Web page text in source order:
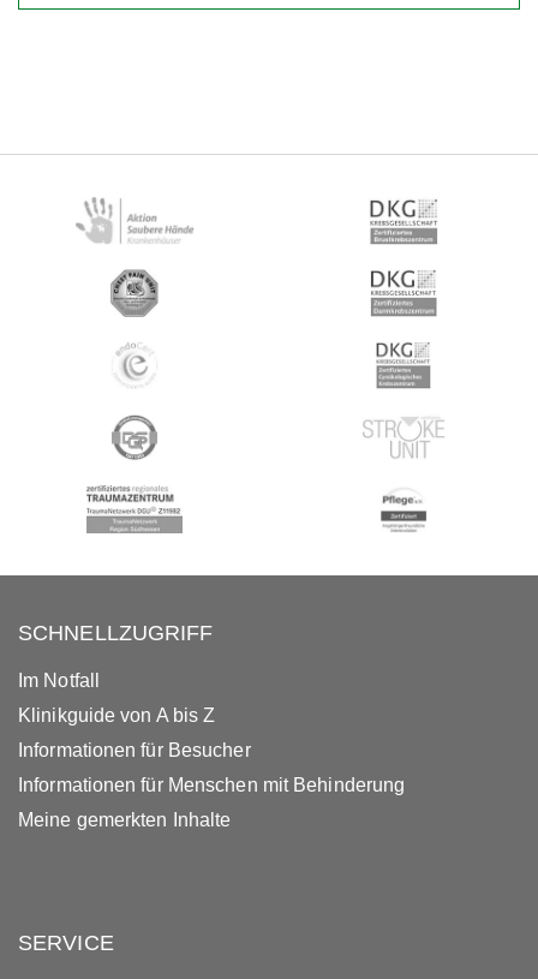
SCHNELLZUGRIFF
Im Notfall
Klinikguide von A bis Z
Informationen für Besucher
Informationen für Menschen mit Behinderung
Meine gemerkten Inhalte
SERVICE